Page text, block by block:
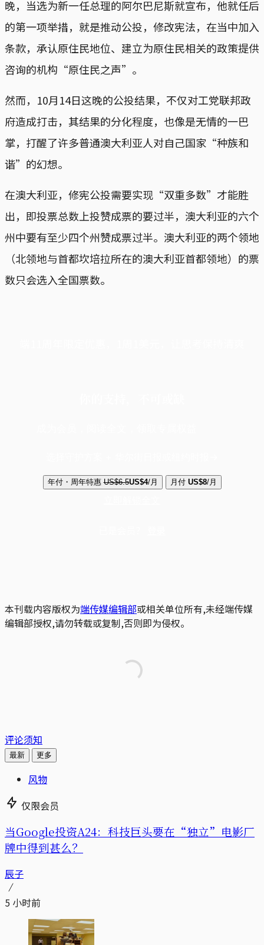
晚，当选为新一任总理的阿尔巴尼斯就宣布，他就任后
的第一项举措，就是推动公投，修改宪法，在当中加入
条款，承认原住民地位、建立为原住民相关的政策提供
咨询的机构“原住民之声”。
然而，10月14日这晚的公投结果，不仅对工党联邦政
府造成打击，其结果的分化程度，也像是无情的一巴
掌，打醒了许多普通澳大利亚人对自己国家“种族和
谐”的幻想。
在澳大利亚，修宪公投需要实现“双重多数”才能胜
出，即投票总数上投赞成票的要过半，澳大利亚的六个
州中要有至少四个州赞成票过半。澳大利亚的两个领地
（北领地与首都坎培拉所在的澳大利亚首都领地）的票
数只会选入全国票数。
年付・周年特惠 US$6.5US$4/月 月付 US$8/月
本刊载内容版权为端传媒编辑部或相关单位所有,未经端传媒
编辑部授权,请勿转载或复制,否则即为侵权。
评论须知
最新 更多
风物
仅限会员
当Google投资A24：科技巨头要在“独立”电影厂
牌中得到甚么？
辰子
5 小时前